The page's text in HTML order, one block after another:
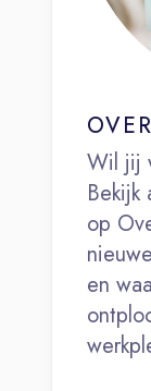
Wil jij
Bekijk
op
en